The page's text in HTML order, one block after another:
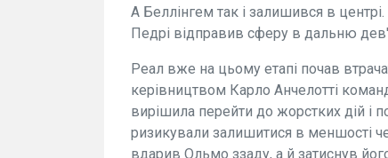
А Беллінгем так і залишився в
Педрі відправив сферу в дальню
Реал вже на цьому етапі почав
керівництвом Карло Анчелотті
вирішила перейти до жорстких дій і
ризикували залишитися в меншості
вдарив Ольмо ззаду, а й затиснув